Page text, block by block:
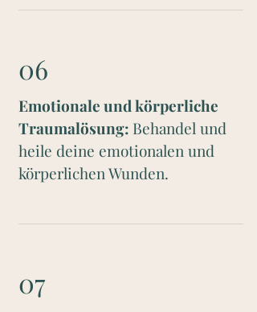
06
Emotionale und körperliche
Traumalösung: Behandel und
heile deine emotionalen und
körperlichen Wunden.
07